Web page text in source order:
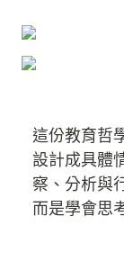
這份教育哲
設計成具體
察、分析與
而是學會思